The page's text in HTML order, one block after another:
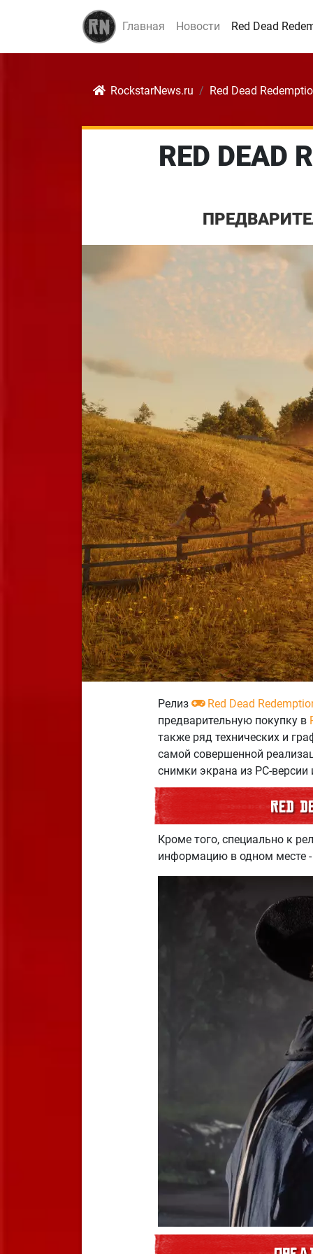
Главная Новости Red Dead
RockstarNews.ru Red Dead
RED
Релиз
Red Dead
предварительную покупку в
также ряд технических и
самой совершенной
снимки экрана из PC-
Red
Кроме того, специально к
информацию в одном месте